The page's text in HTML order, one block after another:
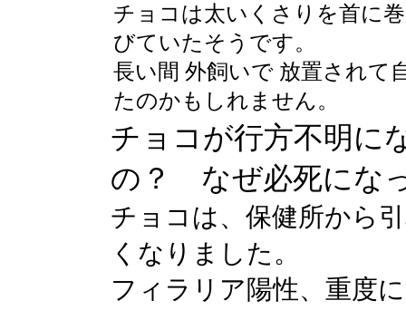
チョコは太いくさりを首に
びていたそうです。
長い間 外飼いで 放置されて
たのかもしれません。
チョコが行方不明に
の？ なぜ必死にな
チョコは、保健所から
くなりました。
フィラリア陽性、重度